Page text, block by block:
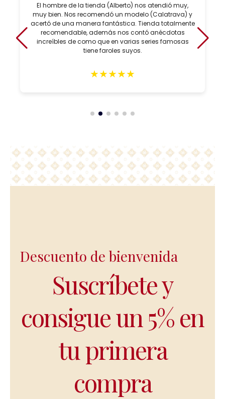
El hombre de la tienda (Alberto) nos atendió muy,
muy bien. Nos recomendó un modelo (Calatrava) y
acertó de una manera fantástica. Tienda totalmente
recomendable, además nos contó anécdotas
increíbles de como que en varias series famosas
tiene faroles suyos.
★★★★★
Descuento de bienvenida
Suscríbete y
consigue un 5% en
tu primera
compra